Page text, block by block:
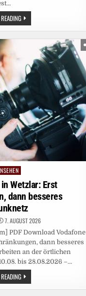
SIENNA
MILLER
UND
DOMINIC
OKTOBER
DEN
CAST
DER
SKY
ORIGINAL
SERIE
„WAR“
AN
Wetzlar: Erst
dann besseres
7. AUGUST 2026
PDF Download Vodafone
dann besseres
an der örtlichen
bis 28.08.2026 –…
VODAFONE
BAUT
IN